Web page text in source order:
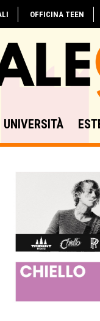
OFFICINA TEEN
UNIVERSITÀ